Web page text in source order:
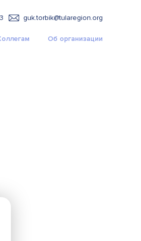
guk.torbik@tularegion.org
Об организации